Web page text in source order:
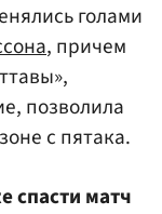
голами
, причем
позволила
с пятака.
спасти матч